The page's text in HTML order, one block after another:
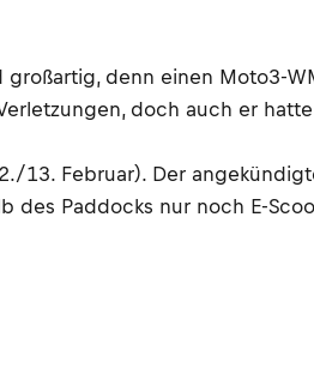
denn einen Moto3-
doch auch er
13. Februar). Der
des Paddocks nur noch E-